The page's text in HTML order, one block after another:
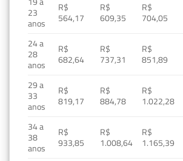
23
anos
R$
564,17
R$
609,35
R$
704,05
24 a
28
anos
R$
682,64
R$
737,31
R$
851,89
29 a
33
anos
R$
819,17
R$
884,78
R$
1.022,28
34 a
38
anos
R$
933,85
R$
1.008,64
R$
1.165,39